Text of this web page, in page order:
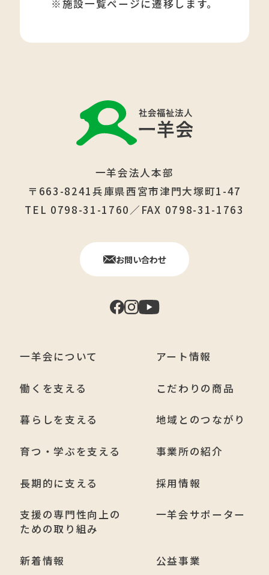
※施設一覧ページに遷移します。
一羊会法人本部
〒663-8241兵庫県西宮市津門大塚町1-47
TEL 0798-31-1760／FAX 0798-31-1763
お問い合わせ
一羊会について
働くを支える
暮らしを支える
育つ・学ぶを支える
長期的に支える
支援の専門性向上の
ための取り組み
新着情報
アート情報
こだわりの商品
地域とのつながり
事業所の紹介
採用情報
一羊会サポーター
公益事業